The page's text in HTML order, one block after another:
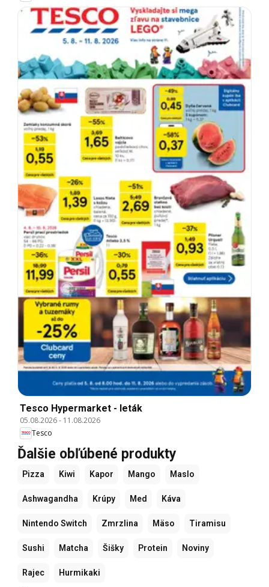
Tesco Hypermarket - leták
05.08.2026- 11.08.2026
Tesco
Ďalšie obľúbené produkty
Pizza Kiwi Kapor Mango Maslo
Ashwagandha Krúpy Med Káva
Nintendo Switch Zmrzlina Mäso Tiramisu
Sushi Matcha Šišky Protein Noviny
Rajec Hurmikaki